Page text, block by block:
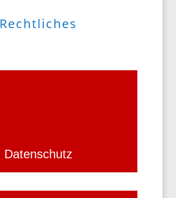
Rechtliches
Datenschutz